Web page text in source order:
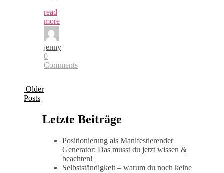
read
more
jenny
0
Comments
Older
Posts
Letzte Beiträge
Positionierung als Manifestierender
Generator: Das musst du jetzt wissen &
beachten!
Selbstständigkeit – warum du noch keine